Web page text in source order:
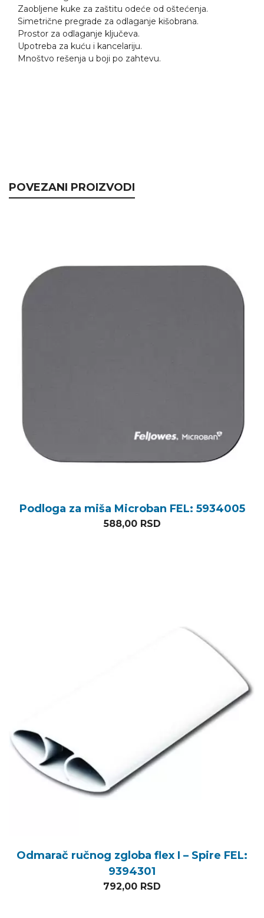
Zaobljene kuke za zaštitu odeće od oštećenja.
Simetrične pregrade za odlaganje kišobrana.
Prostor za odlaganje ključeva.
Upotreba za kuću i kancelariju.
Mnoštvo rešenja u boji po zahtevu.
POVEZANI PROIZVODI
Podloga za miša Microban FEL: 5934005
588,00 RSD
Odmarač ručnog zgloba flex I – Spire FEL:
9394301
792,00 RSD